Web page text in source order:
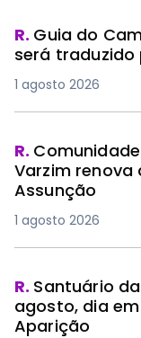
R. Guia do
será traduzido
1 agosto 2026
R.
Varzim renova
Assunção
1 agosto 2026
R. Santuário
agosto, dia
Aparição